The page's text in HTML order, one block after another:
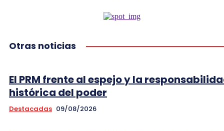
Otras noticias
El PRM frente al espejo y la
histórica del poder
Destacadas 09/08/2026